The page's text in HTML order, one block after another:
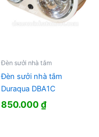
Đèn sưởi nhà tắm
Đèn sưởi nhà tắm
Duraqua DBA1C
850.000₫